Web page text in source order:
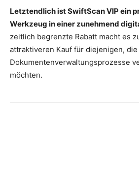
Letztendlich ist SwiftScan VIP ein
Werkzeug in einer zunehmend
zeitlich begrenzte Rabatt macht es
attraktiveren Kauf für diejenigen,
Dokumentenverwaltungsprozesse
möchten.